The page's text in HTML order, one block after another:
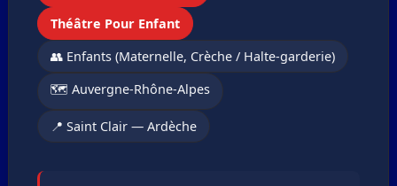
Théâtre Pour Enfant
👥 Enfants (Maternelle, Crèche / Halte-garderie)
🗺️ Auvergne-Rhône-Alpes
📍 Saint Clair — Ardèche